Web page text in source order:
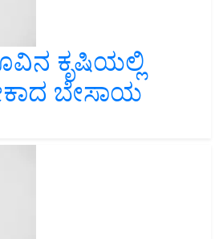
ಕೃಷಿಯಲ್ಲಿ
ಬೇಸಾಯ